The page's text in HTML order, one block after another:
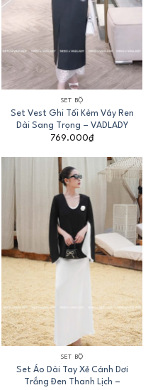
SET BỘ
Set Vest Ghi Tối Kèm Váy Ren
Dài Sang Trọng – VADLADY
769.000₫
SET BỘ
Set Áo Dài Tay Xẻ Cánh Dơi
Trắng Đen Thanh Lịch –